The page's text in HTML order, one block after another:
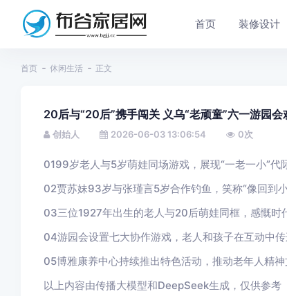
首页 装修设计
首页 休闲生活 正文
20后与“20后”携手闯关 义乌“老顽童”六一游园会
创始人 2026-06-03 13:06:54 0次
0199岁老人与5岁萌娃同场游戏，展现“一老一小”代
02贾苏妹93岁与张瑾言5岁合作钓鱼，笑称“像回到小
03三位1927年出生的老人与20后萌娃同框，感慨时
04游园会设置七大协作游戏，老人和孩子在互动中传
05博雅康养中心持续推出特色活动，推动老年人精神
以上内容由传播大模型和DeepSeek生成，仅供参考